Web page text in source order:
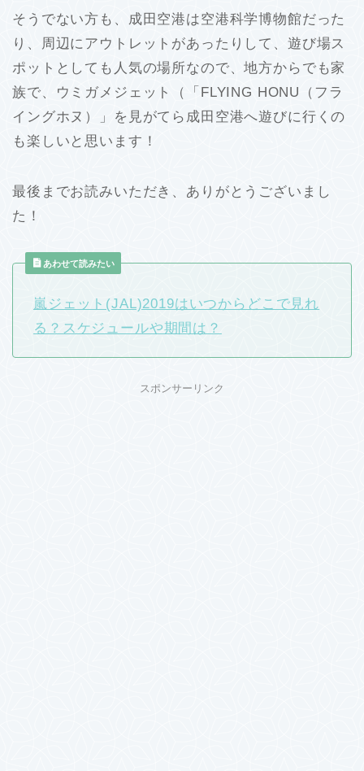
そうでない方も、成田空港は空港科学博物館だった
り、周辺にアウトレットがあったりして、遊び場ス
ポットとしても人気の場所なので、地方からでも家
族で、ウミガメジェット（「FLYING HONU（フラ
イングホヌ）」を見がてら成田空港へ遊びに行くの
も楽しいと思います！
最後までお読みいただき、ありがとうございまし
た！
あわせて読みたい
嵐ジェット(JAL)2019はいつからどこで見れ
る？スケジュールや期間は？
スポンサーリンク